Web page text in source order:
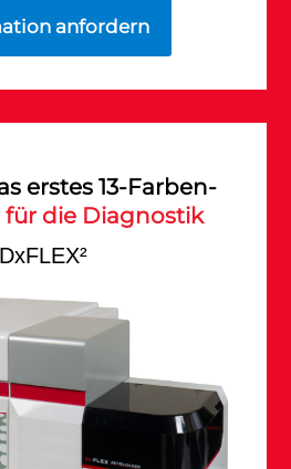
anfordern
erstes 13-Farben-
für die Diagnostik
DxFLEX²